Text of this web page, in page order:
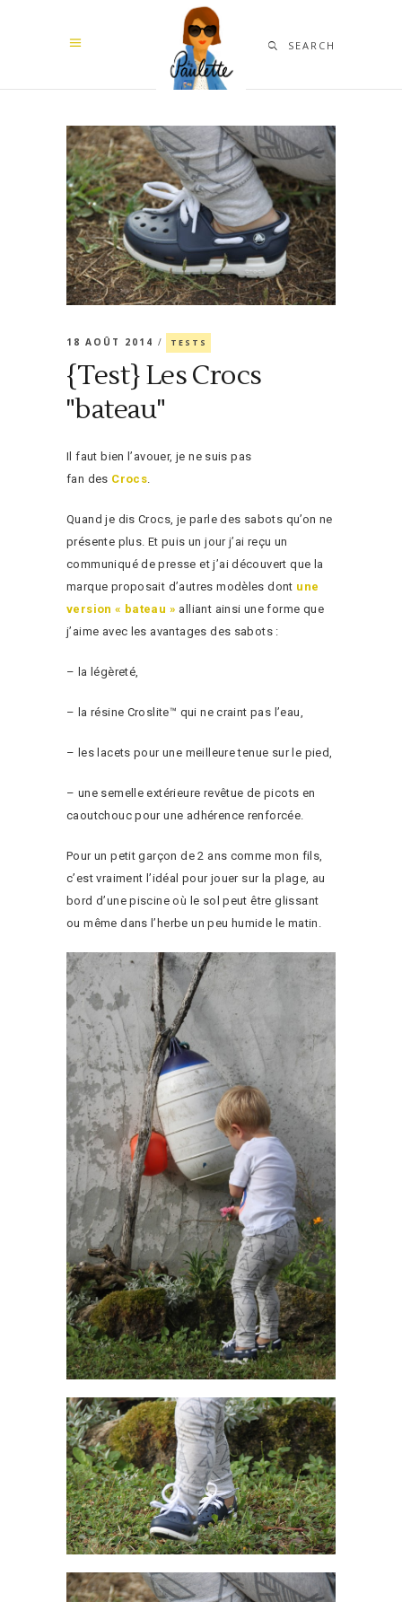
SEARCH
18 AOÛT 2014 TESTS
{Test} Les Crocs
"bateau"
Il faut bien l’avouer, je ne suis pas
fan des Crocs
Quand je dis Crocs, je parle des sabots qu’on ne
présente plus. Et puis un jour j’ai reçu un
communiqué de presse et j’ai découvert que la
marque proposait d’autres modèles dont une
version « bateau » alliant ainsi une forme que
j’aime avec les avantages des sabots :
– la légèreté,
– la résine Croslite™ qui ne craint pas l’eau,
– les lacets pour une meilleure tenue sur le pied,
– une semelle extérieure revêtue de picots en
caoutchouc pour une adhérence renforcée.
Pour un petit garçon de 2 ans comme mon fils,
c’est vraiment l’idéal pour jouer sur la plage, au
bord d’une piscine où le sol peut être glissant
ou même dans l’herbe un peu humide le matin.